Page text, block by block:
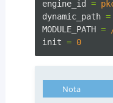
engine_id =
dynamic_path =
MODULE_PATH =
init = 0
Nota